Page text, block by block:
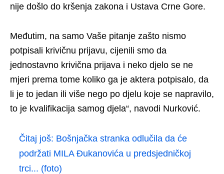
nije došlo do kršenja zakona i Ustava Crne Gore.
Međutim, na samo Vaše pitanje zašto nismo
potpisali krivičnu prijavu, cijenili smo da
jednostavno krivična prijava i neko djelo se ne
mjeri prema tome koliko ga je aktera potpisalo, da
li je to jedan ili više nego po djelu koje se napravilo,
to je kvalifikacija samog djela“, navodi Nurković.
Čitaj još: Bošnjačka stranka odlučila da će
podržati MILA Đukanovića u predsjedničkoj
trci... (foto)